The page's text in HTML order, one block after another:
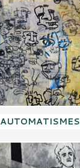
AUTOMATISMES